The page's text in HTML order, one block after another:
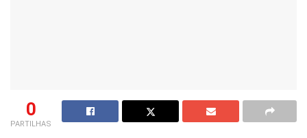
0
PARTILHAS